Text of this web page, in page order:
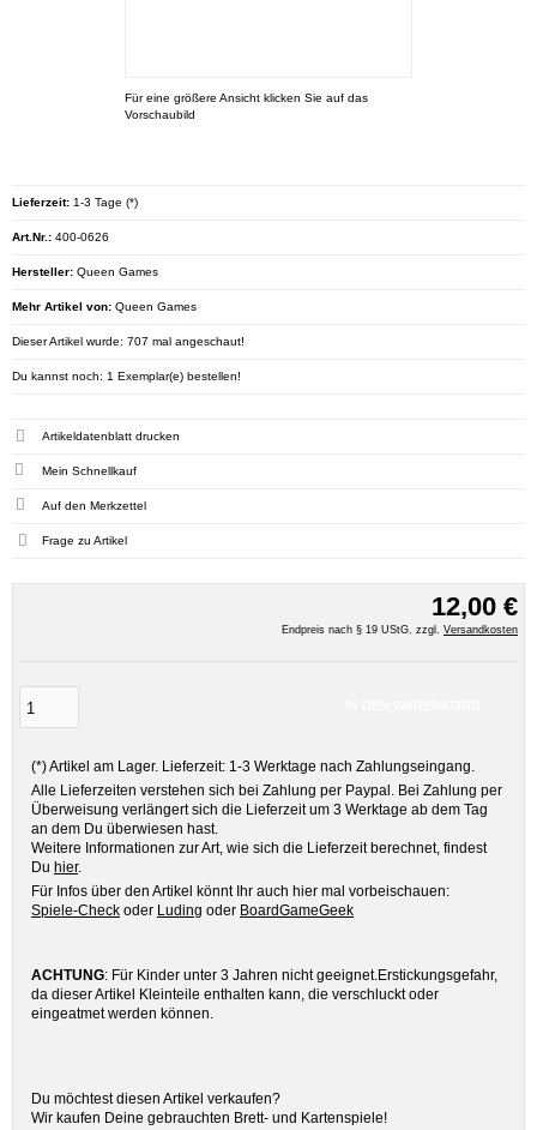
Für eine größere Ansicht klicken Sie auf das
Vorschaubild
12,00 €
Endpreis nach § 19 UStG. zzgl. Versandkosten
(*) Artikel am Lager. Lieferzeit: 1-3 Werktage nach Zahlungseingang.
Alle Lieferzeiten verstehen sich bei Zahlung per Paypal. Bei Zahlung per
Überweisung verlängert sich die Lieferzeit um 3 Werktage ab dem Tag
an dem Du überwiesen hast.
Weitere Informationen zur Art, wie sich die Lieferzeit berechnet, findest
Du hier.
Für Infos über den Artikel könnt Ihr auch hier mal vorbeischauen:
Spiele-Check oder Luding oder BoardGameGeek
ACHTUNG: Für Kinder unter 3 Jahren nicht geeignet.Erstickungsgefahr,
da dieser Artikel Kleinteile enthalten kann, die verschluckt oder
eingeatmet werden können.
Du möchtest diesen Artikel verkaufen?
Wir kaufen Deine gebrauchten Brett- und Kartenspiele!
Lieferzeit: 1-3 Tage (*)
Art.Nr.: 400-0626
Hersteller: Queen Games
Mehr Artikel von: Queen Games
Dieser Artikel wurde: 707 mal angeschaut!
Du kannst noch: 1 Exemplar(e) bestellen!
Artikeldatenblatt drucken
Mein Schnellkauf
Frage zu Artikel